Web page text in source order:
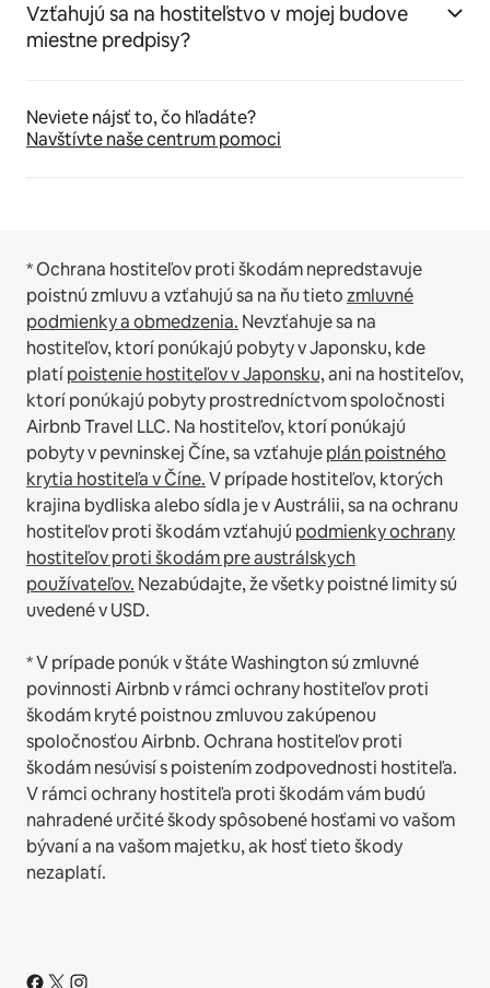
Vzťahujú sa na hostiteľstvo v mojej budove
miestne predpisy?
Neviete nájsť to, čo hľadáte?
Navštívte naše centrum pomoci
* Ochrana hostiteľov proti škodám nepredstavuje
poistnú zmluvu a vzťahujú sa na ňu tietozmluvné
podmienky a obmedzenia. Nevzťahuje sa na
hostiteľov, ktorí ponúkajú pobyty v Japonsku, kde
platípoistenie hostiteľov v Japonsku,ani na hostiteľov,
ktorí ponúkajú pobyty prostredníctvom spoločnosti
Airbnb Travel LLC. Na hostiteľov, ktorí ponúkajú
pobyty v pevninskej Číne, sa vzťahujeplán poistného
krytia hostiteľa v Číne.V prípade hostiteľov, ktorých
krajina bydliska alebo sídla je v Austrálii, sa na ochranu
hostiteľov proti škodám vzťahujú podmienky ochrany
hostiteľov proti škodám pre austrálskych
používateľov. Nezabúdajte, že všetky poistné limity sú
uvedené v USD.
* V prípade ponúk v štáte Washington sú zmluvné
povinnosti Airbnb v rámci ochrany hostiteľov proti
škodám kryté poistnou zmluvou zakúpenou
spoločnosťou Airbnb. Ochrana hostiteľov proti
škodám nesúvisí s poistením zodpovednosti hostiteľa.
V rámci ochrany hostiteľa proti škodám vám budú
nahradené určité škody spôsobené hosťami vo vašom
bývaní a na vašom majetku, ak hosť tieto škody
nezaplatí.